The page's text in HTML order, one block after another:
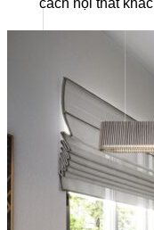
cách nội thất